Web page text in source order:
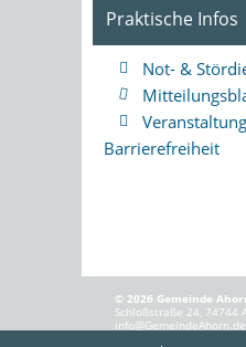
Praktische Infos
Not- &
Barrierefreiheit
© 2026 Gemeinde
Schloßstraße 24, 74744
info@GemeindeAhorn.de